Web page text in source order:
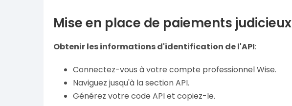
Mise en place de paiements judicieux
Obtenir les informations d'identification de l'API:
Connectez-vous à votre compte professionnel Wise.
Naviguez jusqu'à la section API.
Générez votre code API et copiez-le.